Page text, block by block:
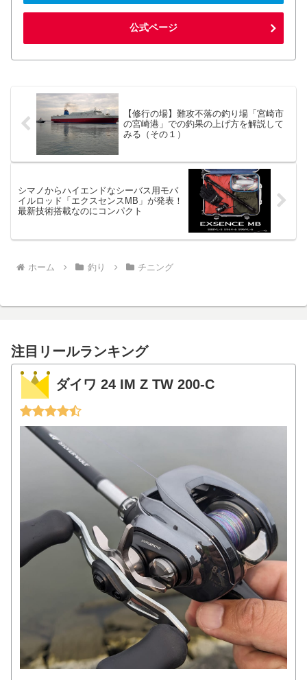
公式ページ
【修行の場】難攻不落の釣り場「宮崎市
の宮崎港」での釣果の上げ方を解説して
みる（その１）
シマノからハイエンドなシーバス用モバ
イルロッド「エクスセンスMB」が発表！
最新技術搭載なのにコンパクト
ホーム 釣り チニング
注目リールランキング
ダイワ 24 IM Z TW 200-C